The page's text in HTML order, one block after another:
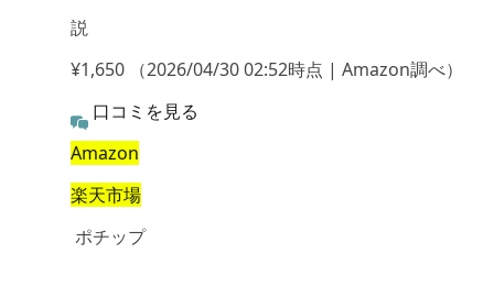
説
¥1,650
（2026/04/30 02:52時点 | Amazon調べ）
口コミを見る
Amazon
楽天市場
ポチップ